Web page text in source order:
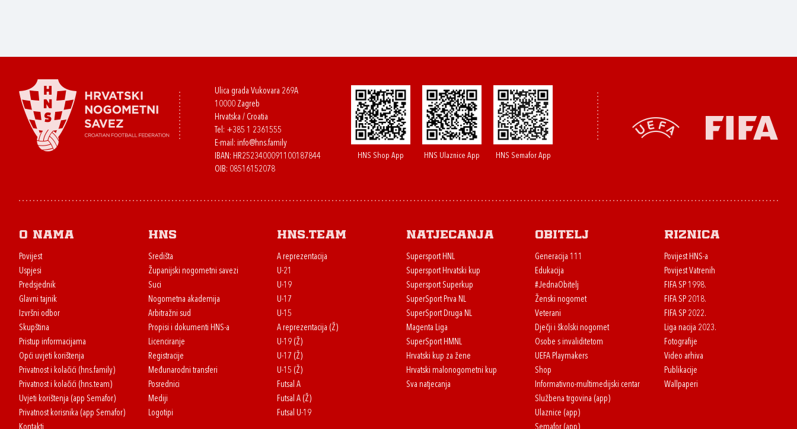
Ulica grada Vukovara 269A
10000 Zagreb
Hrvatska / Croatia
Tel: +385 1 2361555
E-mail: info@hns.family
IBAN: HR2523400091100187844
OIB: 08516152078
HNS Shop App HNS Ulaznice App HNS Semafor App
O nama
Povijest
Uspjesi
Predsjednik
Glavni tajnik
Izvršni odbor
Skupština
Pristup informacijama
Opći uvjeti korištenja
Privatnost i kolačići (hns.family)
Privatnost i kolačići (hns.team)
Uvjeti korištenja (app Semafor)
Privatnost korisnika (app Semafor)
HNS
Središta
Županijski nogometni savezi
Suci
Nogometna akademija
Arbitražni sud
Propisi i dokumenti HNS-a
Licenciranje
Registracije
Međunarodni transferi
Posrednici
Mediji
Logotipi
HNS.team
A reprezentacija
U-21
U-19
U-17
U-15
A reprezentacija (Ž)
U-19 (Ž)
U-17 (Ž)
U-15 (Ž)
Futsal A
Futsal A (Ž)
Futsal U-19
Natjecanja
Supersport HNL
Supersport Hrvatski kup
Supersport Superkup
SuperSport Prva NL
SuperSport Druga NL
Magenta Liga
SuperSport HMNL
Hrvatski kup za žene
Hrvatski malonogometni kup
Sva natjecanja
Obitelj
Generacija 111
Edukacija
#JednaObitelj
Ženski nogomet
Veterani
Dječji i školski nogomet
Osobe s invaliditetom
UEFA Playmakers
Shop
Informativno-multimedijski centar
Službena trgovina (app)
Ulaznice (app)
Riznica
Povijest HNS-a
Povijest Vatrenih
FIFA SP 1998.
FIFA SP 2018.
FIFA SP 2022.
Liga nacija 2023.
Fotografije
Video arhiva
Publikacije
Wallpaperi